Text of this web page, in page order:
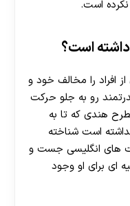
است.
است؟
افراد را مخالف خود و
رو به جلو حرکت
هندی که تا به
است شناخته
های انگلیسی جست و
ای برای او وجود